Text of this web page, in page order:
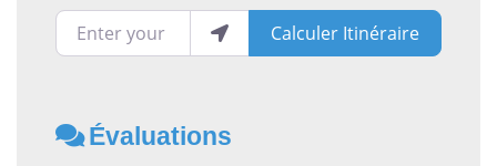
Enter your location Calculer Itinéraire
Évaluations